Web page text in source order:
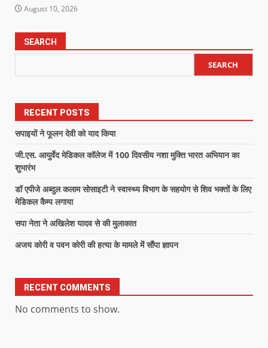
August 10, 2026
SEARCH
SEARCH
RECENT POSTS
सपाइयों ने फूलन देवी को याद किया
जी.एस. आयुर्वेद मेडिकल कॉलेज में 100 दिवसीय नशा मुक्ति भारत अभियान का
शुभारंभ
डॉ एपीजे अब्दुल कलाम सोसाइटी ने स्वास्थ्य विभाग के सहयोग से शिव भक्तों के लिए
मेडिकल कैम्प लगाया
सपा नेता ने अखिलेश यादव से की मुलाकात
अजय कोरी व पवन कोरी की हत्या के मामले में सौंपा ज्ञापन
RECENT COMMENTS
No comments to show.